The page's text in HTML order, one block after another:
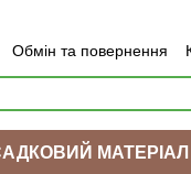
Обмін та повернення
МАТЕРІАЛ